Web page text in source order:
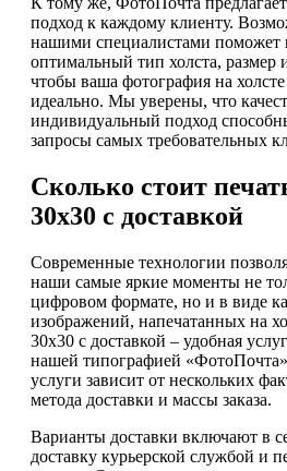
подход к каждому клиенту.
нашими специалистами поможет
оптимальный тип холста, размер
чтобы ваша фотография на
идеально. Мы уверены, что
индивидуальный подход
запросы самых требовательных
Сколько стоит
30х30 с доставкой
Современные технологии
наши самые яркие моменты не
цифровом формате, но и в виде
изображений, напечатанных на
30х30 с доставкой – удобная
нашей типографией
услуги зависит от нескольких
метода доставки и массы заказа.
Варианты доставки включают в
доставку курьерской службой и